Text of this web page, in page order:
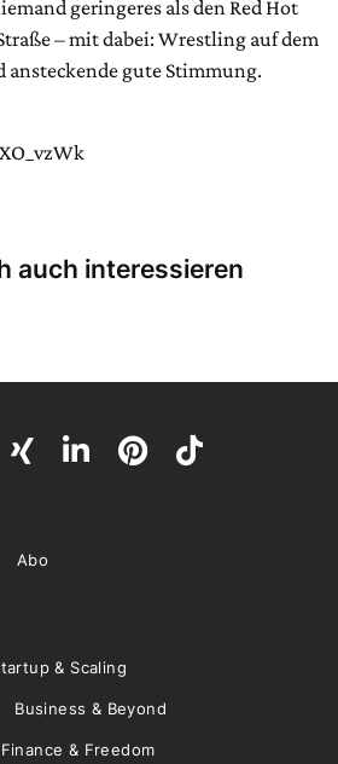
geringeres als den Red Hot
– mit dabei: Wrestling auf dem
ansteckende gute Stimmung.
auch interessieren
Abo
& Scaling
Business & Beyond
Finance & Freedom